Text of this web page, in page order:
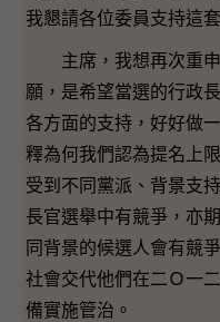
我懇請各位委員支持這
主席，我想再次重申
願，是希望當選的行政
各方面的支持，好好做
釋為何我們認為提名上
受到不同黨派、背景支
長官選舉中有競爭，亦
同背景的候選人會有競
社會交代他們在二Ｏ一
備實施管治。